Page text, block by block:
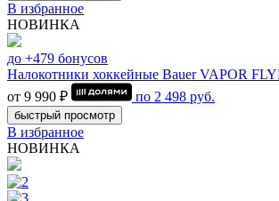
В избранное
НОВИНКА
до +479 бонусов
Налокотники хоккейные Bauer VAPOR
от 9 990 ₽
по 2 498 руб.
быстрый просмотр
В избранное
НОВИНКА